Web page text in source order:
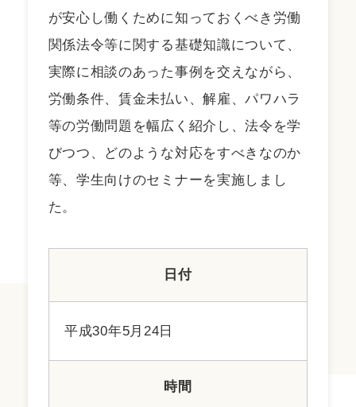
が安心し働くために知っておくべき労働
関係法令等に関する基礎知識について、
実際に相談のあった事例を交えながら、
労働条件、賃金未払い、解雇、パワハラ
等の労働問題を幅広く紹介し、法令を学
びつつ、どのような対応をすべきなのか
等、学生向けのセミナーを実施しまし
た。
日付
平成30年5月24日
時間